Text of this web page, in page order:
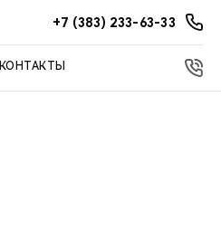
+7 (383) 233-63-33
КОНТАКТЫ